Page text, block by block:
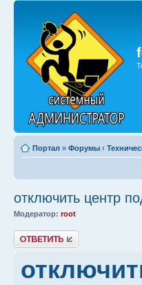
Портал » Форумы ‹
отключить центр
Модератор: root
Ответить